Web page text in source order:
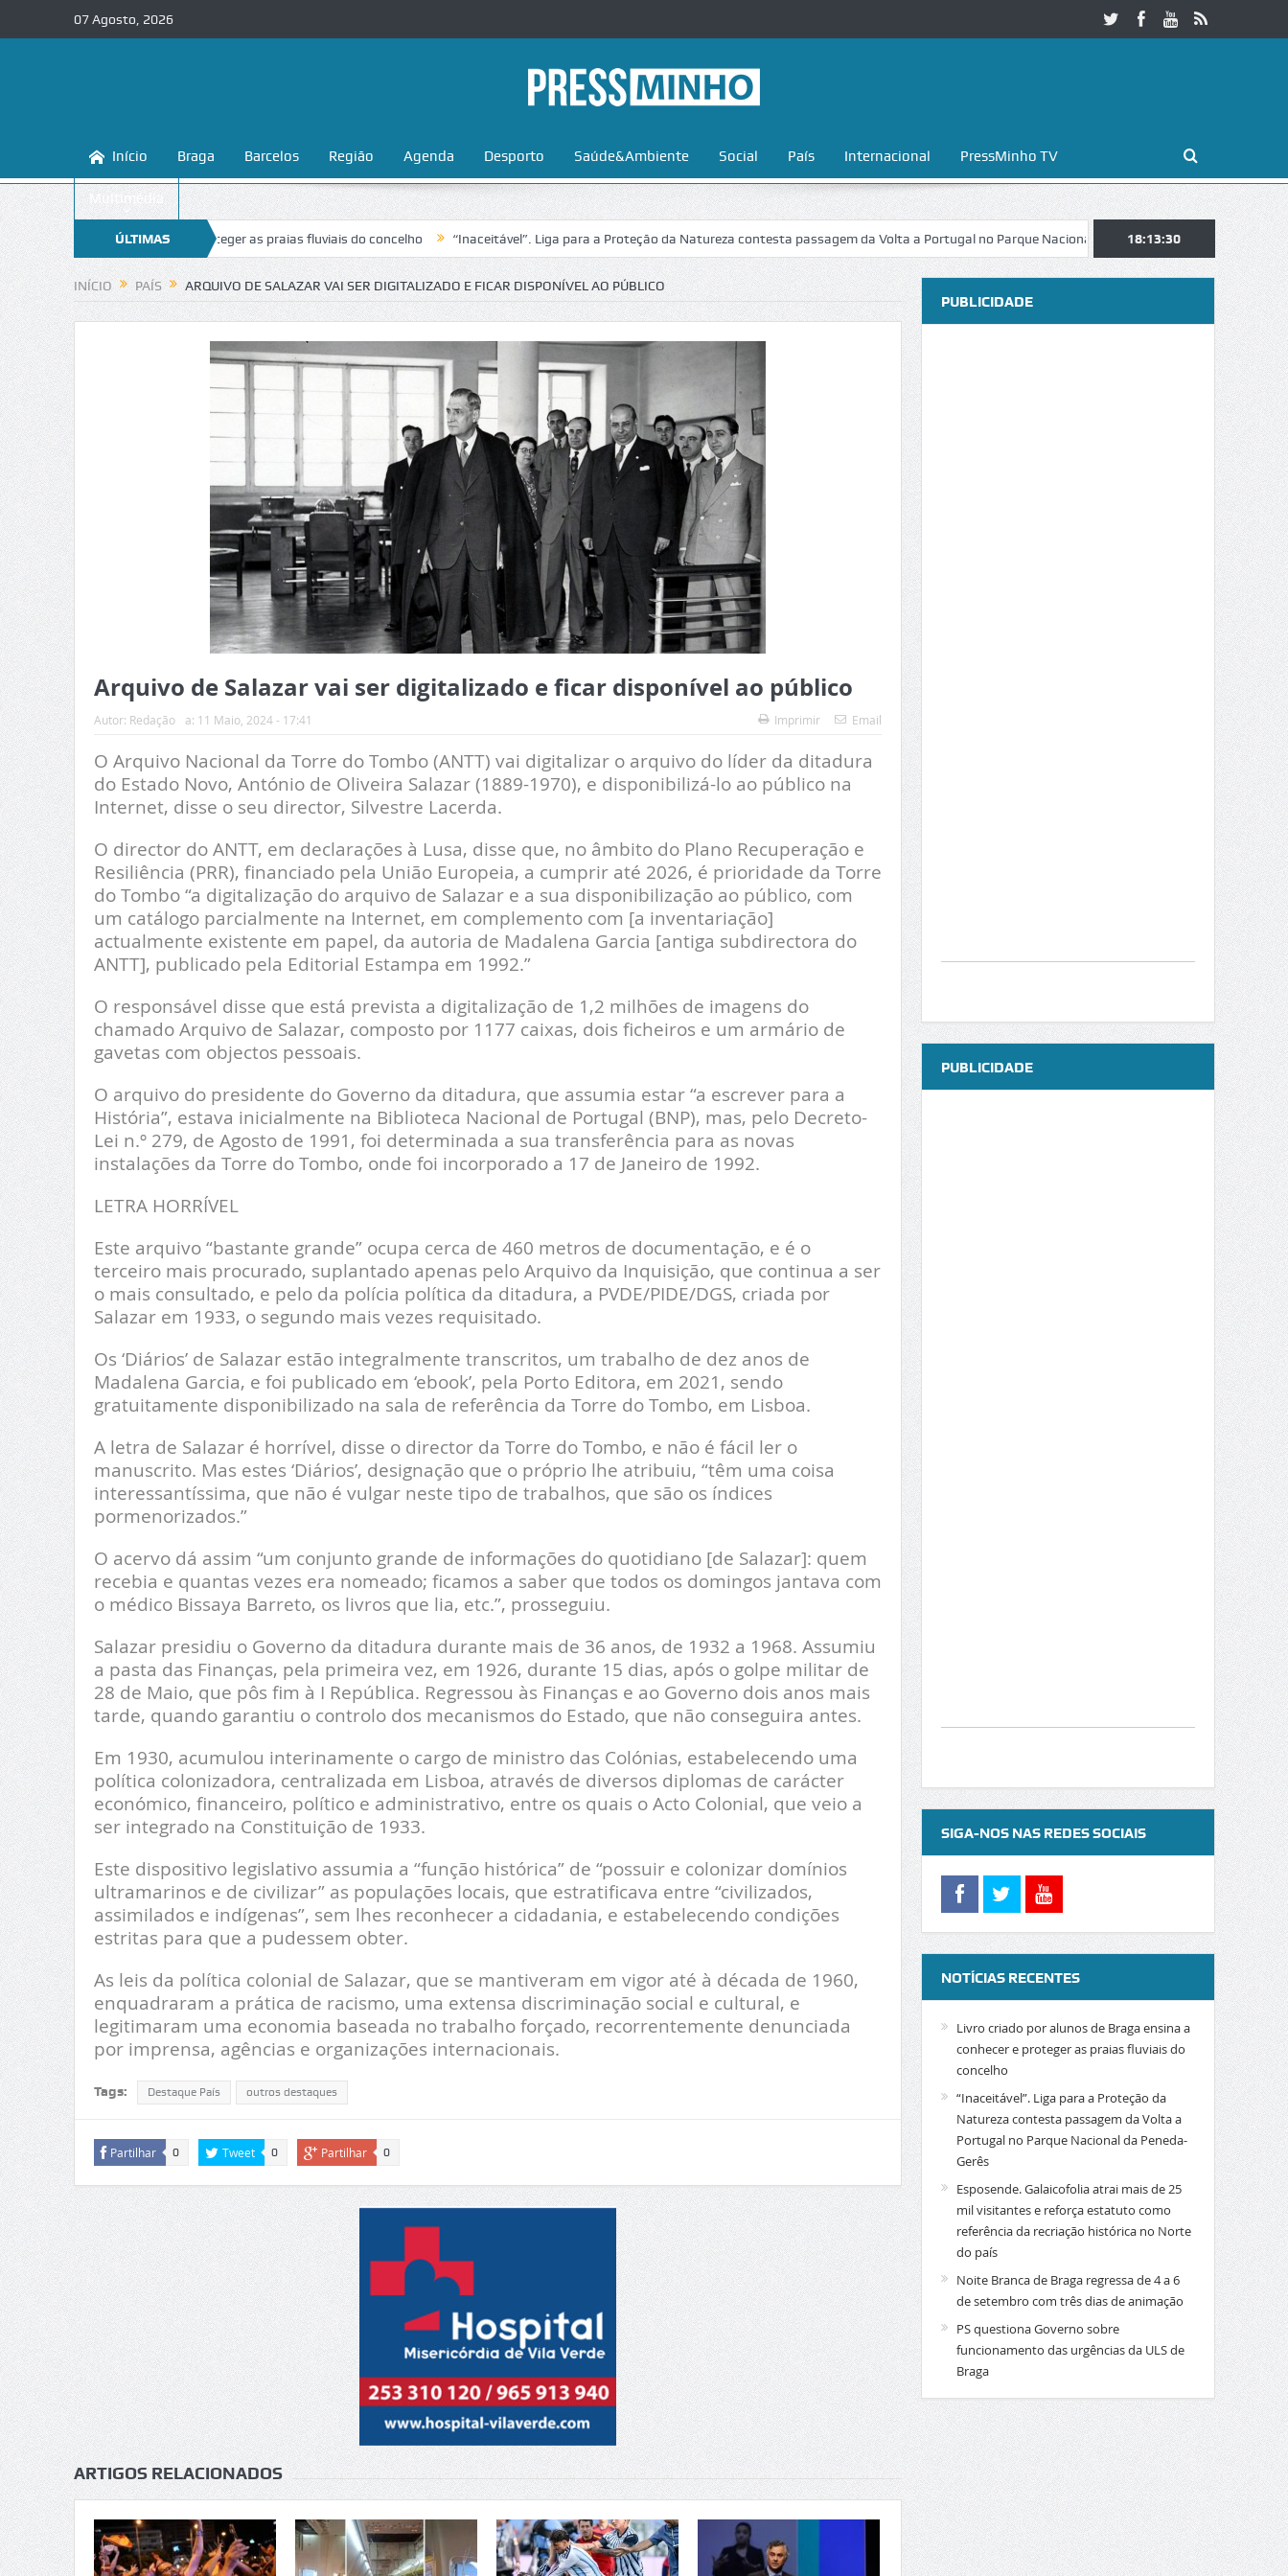
07 Agosto, 2026
Início Braga Barcelos Região Agenda Desporto Saúde&Ambiente Social País Internacional PressMinho TV
Multimédia
ÚLTIMAS
NOTÍCIAS
ensina a conhecer e proteger as praias fluviais do concelho “Inaceitável”. Liga para a Proteção da Natureza contesta passagem da Volta a Portugal no Parque Nacional da Peneda-Gerês Esposende.
18:13:31
INÍCIO PAÍS ARQUIVO DE SALAZAR VAI SER DIGITALIZADO E FICAR DISPONÍVEL AO PÚBLICO
Arquivo de Salazar vai ser digitalizado e ficar disponível ao público
Autor: Redação a: 11 Maio, 2024 - 17:41 Imprimir Email
O Arquivo Nacional da Torre do Tombo (ANTT) vai digitalizar o arquivo do líder da ditadura
do Estado Novo, António de Oliveira Salazar (1889-1970), e disponibilizá-lo ao público na
Internet, disse o seu director, Silvestre Lacerda.
O director do ANTT, em declarações à Lusa, disse que, no âmbito do Plano Recuperação e
Resiliência (PRR), financiado pela União Europeia, a cumprir até 2026, é prioridade da Torre
do Tombo “a digitalização do arquivo de Salazar e a sua disponibilização ao público, com
um catálogo parcialmente na Internet, em complemento com [a inventariação]
actualmente existente em papel, da autoria de Madalena Garcia [antiga subdirectora do
ANTT], publicado pela Editorial Estampa em 1992.”
O responsável disse que está prevista a digitalização de 1,2 milhões de imagens do
chamado Arquivo de Salazar, composto por 1177 caixas, dois ficheiros e um armário de
gavetas com objectos pessoais.
O arquivo do presidente do Governo da ditadura, que assumia estar “a escrever para a
História”, estava inicialmente na Biblioteca Nacional de Portugal (BNP), mas, pelo Decreto-
Lei n.º 279, de Agosto de 1991, foi determinada a sua transferência para as novas
instalações da Torre do Tombo, onde foi incorporado a 17 de Janeiro de 1992.
LETRA HORRÍVEL
Este arquivo “bastante grande” ocupa cerca de 460 metros de documentação, e é o
terceiro mais procurado, suplantado apenas pelo Arquivo da Inquisição, que continua a ser
o mais consultado, e pelo da polícia política da ditadura, a PVDE/PIDE/DGS, criada por
Salazar em 1933, o segundo mais vezes requisitado.
Os ‘Diários’ de Salazar estão integralmente transcritos, um trabalho de dez anos de
Madalena Garcia, e foi publicado em ‘ebook’, pela Porto Editora, em 2021, sendo
gratuitamente disponibilizado na sala de referência da Torre do Tombo, em Lisboa.
A letra de Salazar é horrível, disse o director da Torre do Tombo, e não é fácil ler o
manuscrito. Mas estes ‘Diários’, designação que o próprio lhe atribuiu, “têm uma coisa
interessantíssima, que não é vulgar neste tipo de trabalhos, que são os índices
pormenorizados.”
O acervo dá assim “um conjunto grande de informações do quotidiano [de Salazar]: quem
recebia e quantas vezes era nomeado; ficamos a saber que todos os domingos jantava com
o médico Bissaya Barreto, os livros que lia, etc.”, prosseguiu.
Salazar presidiu o Governo da ditadura durante mais de 36 anos, de 1932 a 1968. Assumiu
a pasta das Finanças, pela primeira vez, em 1926, durante 15 dias, após o golpe militar de
28 de Maio, que pôs fim à I República. Regressou às Finanças e ao Governo dois anos mais
tarde, quando garantiu o controlo dos mecanismos do Estado, que não conseguira antes.
Em 1930, acumulou interinamente o cargo de ministro das Colónias, estabelecendo uma
política colonizadora, centralizada em Lisboa, através de diversos diplomas de carácter
económico, financeiro, político e administrativo, entre os quais o Acto Colonial, que veio a
ser integrado na Constituição de 1933.
Este dispositivo legislativo assumia a “função histórica” de “possuir e colonizar domínios
ultramarinos e de civilizar” as populações locais, que estratificava entre “civilizados,
assimilados e indígenas”, sem lhes reconhecer a cidadania, e estabelecendo condições
estritas para que a pudessem obter.
As leis da política colonial de Salazar, que se mantiveram em vigor até à década de 1960,
enquadraram a prática de racismo, uma extensa discriminação social e cultural, e
legitimaram uma economia baseada no trabalho forçado, recorrentemente denunciada
por imprensa, agências e organizações internacionais.
Tags: Destaque País outros destaques
Partilhar 0 Tweet 0 Partilhar 0
ARTIGOS RELACIONADOS
PUBLICIDADE
PUBLICIDADE
SIGA-NOS NAS REDES SOCIAIS
NOTÍCIAS RECENTES
Livro criado por alunos de Braga ensina a
conhecer e proteger as praias fluviais do
concelho
“Inaceitável”. Liga para a Proteção da
Natureza contesta passagem da Volta a
Portugal no Parque Nacional da Peneda-
Gerês
Esposende. Galaicofolia atrai mais de 25
mil visitantes e reforça estatuto como
referência da recriação histórica no Norte
do país
Noite Branca de Braga regressa de 4 a 6
de setembro com três dias de animação
PS questiona Governo sobre
funcionamento das urgências da ULS de
Braga